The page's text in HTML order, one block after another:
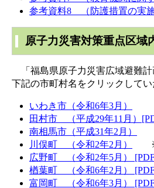
参考資料8 （防護措置の実
原子力災害対策重点区域
「福島県原子力災害広域避難計
下記の市町村名をクリックして
いわき市（令和6年3月）
※
田村市 （平成29年11月）
南相馬市（平成31年2月）
※
川俣町 （令和2年2月）
※
広野町 （令和2年5月）
楢葉町 （令和6年2月）
富岡町 （令和6年3月）